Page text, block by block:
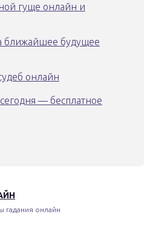
гуще онлайн и
ближайшее будущее
онлайн
— бесплатное
гадания онлайн